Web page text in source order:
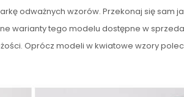
odważnych wzorów. Przekonaj się sam
warianty tego modelu dostępne w
Oprócz modeli w kwiatowe wzory